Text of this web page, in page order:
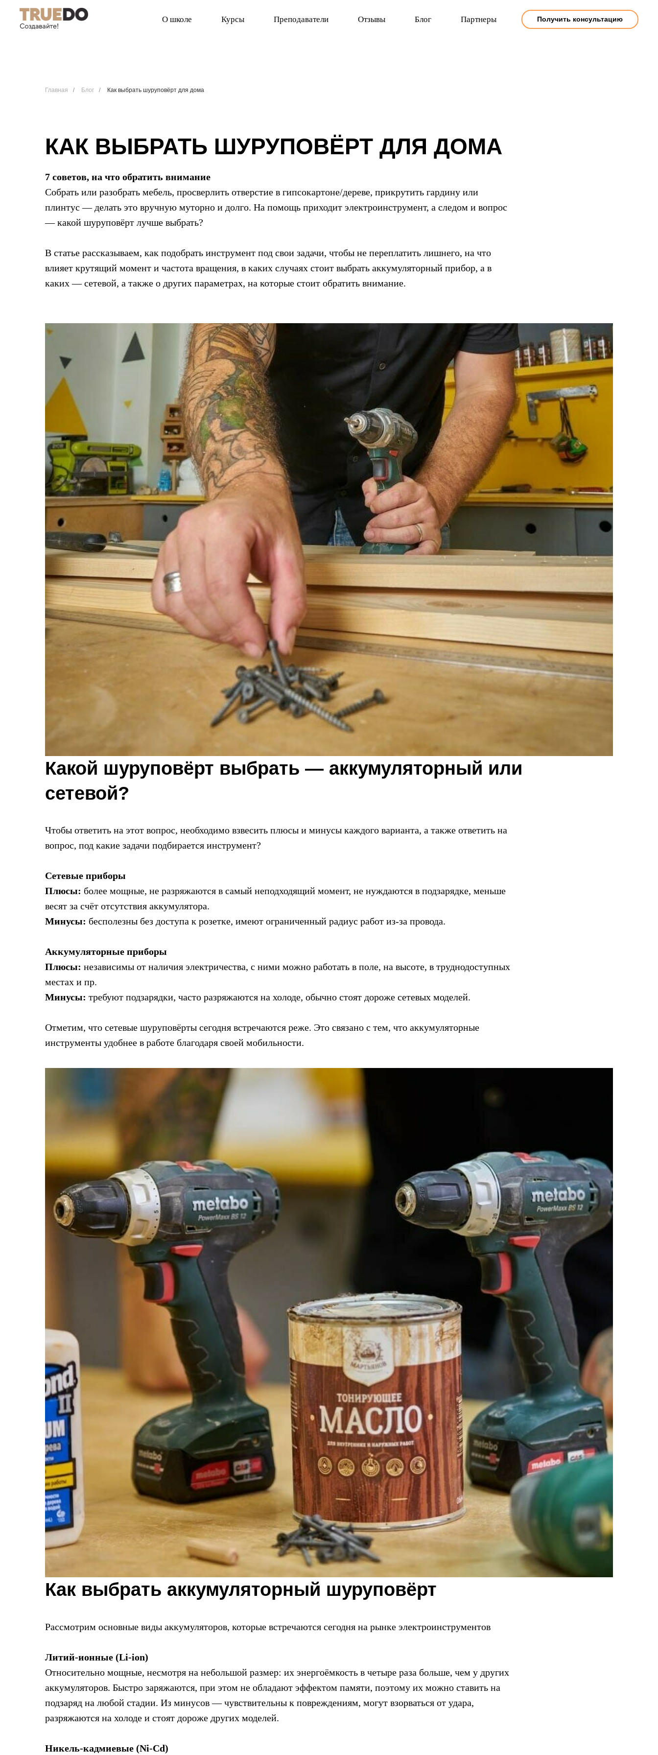
О школе Курсы Преподаватели Отзывы Блог Партнеры Получить консультацию
Главная / Блог / Как выбрать шуруповёрт для дома
КАК ВЫБРАТЬ ШУРУПОВЁРТ ДЛЯ ДОМА
7 советов, на что обратить внимание
Собрать или разобрать мебель, просверлить отверстие в гипсокартоне/дереве, прикрутить гардину или
плинтус — делать это вручную муторно и долго. На помощь приходит электроинструмент, а следом и вопрос
— какой шуруповёрт лучше выбрать?
В статье рассказываем, как подобрать инструмент под свои задачи, чтобы не переплатить лишнего, на что
влияет крутящий момент и частота вращения, в каких случаях стоит выбрать аккумуляторный прибор, а в
каких — сетевой, а также о других параметрах, на которые стоит обратить внимание.
Какой шуруповёрт выбрать — аккумуляторный или
сетевой?
Чтобы ответить на этот вопрос, необходимо взвесить плюсы и минусы каждого варианта, а также ответить на
вопрос, под какие задачи подбирается инструмент?
Сетевые приборы
Плюсы: более мощные, не разряжаются в самый неподходящий момент, не нуждаются в подзарядке, меньше
весят за счёт отсутствия аккумулятора.
Минусы: бесполезны без доступа к розетке, имеют ограниченный радиус работ из-за провода.
Аккумуляторные приборы
Плюсы: независимы от наличия электричества, с ними можно работать в поле, на высоте, в труднодоступных
местах и пр.
Минусы: требуют подзарядки, часто разряжаются на холоде, обычно стоят дороже сетевых моделей.
Отметим, что сетевые шуруповёрты сегодня встречаются реже. Это связано с тем, что аккумуляторные
инструменты удобнее в работе благодаря своей мобильности.
Как выбрать аккумуляторный шуруповёрт
Рассмотрим основные виды аккумуляторов, которые встречаются сегодня на рынке электроинструментов
Литий-ионные (Li-ion)
Относительно мощные, несмотря на небольшой размер: их энергоёмкость в четыре раза больше, чем у других
аккумуляторов. Быстро заряжаются, при этом не обладают эффектом памяти, поэтому их можно ставить на
подзаряд на любой стадии. Из минусов — чувствительны к повреждениям, могут взорваться от удара,
разряжаются на холоде и стоят дороже других моделей.
Никель-кадмиевые (Ni-Cd)